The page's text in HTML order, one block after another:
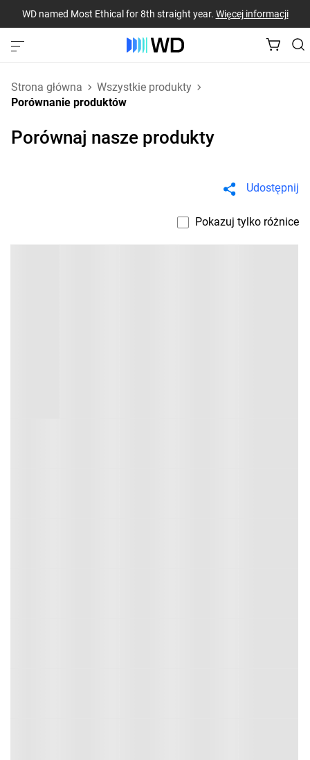
WD named Most Ethical for 8th straight year. Więcej informacji
Strona główna
Wszystkie produkty
Porównanie produktów
Porównaj nasze produkty
Udostępnij
Pokazuj tylko różnice